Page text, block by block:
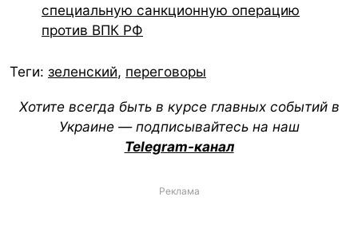
специальную санкционную операцию
против ВПК РФ
Теги: зеленский, переговоры
Хотите всегда быть в курсе главных событий в
Украине — подписывайтесь на наш
Telegram-канал
Реклама